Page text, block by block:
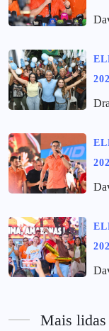
Mais lidas